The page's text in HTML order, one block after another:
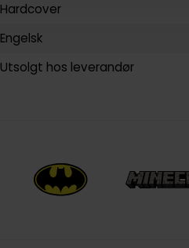
Hardcover
Engelsk
Utsolgt hos leverandør